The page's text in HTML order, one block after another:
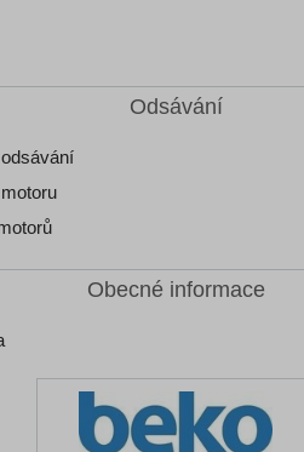
Odsávání
Obecné informace